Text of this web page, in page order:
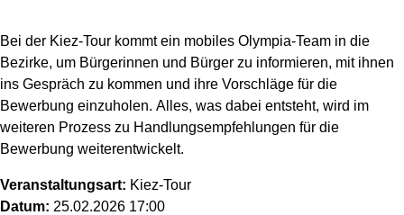
Bei der Kiez-Tour kommt ein mobiles Olympia-Team in die
Bezirke, um Bürgerinnen und Bürger zu informieren, mit ihnen
ins Gespräch zu kommen und ihre Vorschläge für die
Bewerbung einzuholen. Alles, was dabei entsteht, wird im
weiteren Prozess zu Handlungsempfehlungen für die
Bewerbung weiterentwickelt.
Veranstaltungsart: Kiez-Tour
Datum: 25.02.2026 17:00